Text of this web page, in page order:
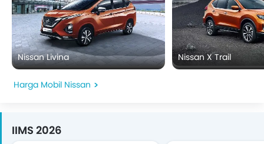
Nissan Livina Nissan X Trail
Harga Mobil Nissan
IIMS 2026